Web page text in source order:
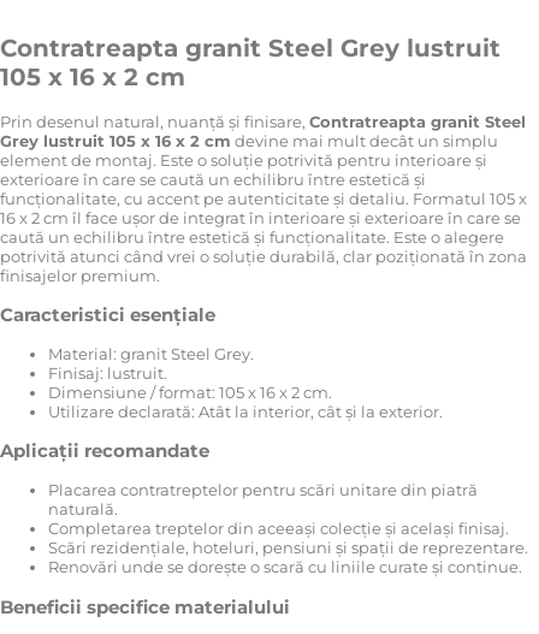
Contratreapta granit Steel Grey lustruit
105 x 16 x 2 cm
Prin desenul natural, nuanță și finisare, Contratreapta granit Steel
Grey lustruit 105 x 16 x 2 cm devine mai mult decât un simplu
element de montaj. Este o soluție potrivită pentru interioare și
exterioare în care se caută un echilibru între estetică și
funcționalitate, cu accent pe autenticitate și detaliu. Formatul 105 x
16 x 2 cm îl face ușor de integrat în interioare și exterioare în care se
caută un echilibru între estetică și funcționalitate. Este o alegere
potrivită atunci când vrei o soluție durabilă, clar poziționată în zona
finisajelor premium.
Caracteristici esențiale
Material: granit Steel Grey.
Finisaj: lustruit.
Dimensiune / format: 105 x 16 x 2 cm.
Utilizare declarată: Atât la interior, cât și la exterior.
Aplicații recomandate
Placarea contratreptelor pentru scări unitare din piatră
naturală.
Completarea treptelor din aceeași colecție și același finisaj.
Scări rezidențiale, hoteluri, pensiuni și spații de reprezentare.
Renovări unde se dorește o scară cu liniile curate și continue.
Beneficii specifice materialului